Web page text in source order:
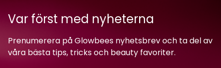
Var först med nyheterna
Prenumerera på Glowbees nyhetsbrev och ta del av
våra bästa tips, tricks och beauty favoriter.